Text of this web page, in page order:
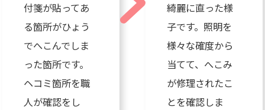
付箋が貼ってあ
る箇所がひょう
でへこんでしま
った箇所です。
ヘコミ箇所を職
人が確認をし
綺麗に直った様
子です。照明を
様々な確度から
当てて、へこみ
が修理されたこ
とを確認しま